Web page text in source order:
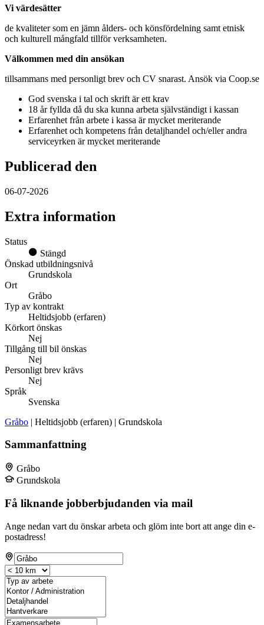
Vi värdesätter
de kvaliteter som en jämn ålders- och könsfördelning samt etnisk
och kulturell mångfald tillför verksamheten.
Välkommen med din ansökan
tillsammans med personligt brev och CV snarast. Ansök via Coop.se
God svenska i tal och skrift är ett krav
18 år fyllda då du ska kunna arbeta självständigt i kassan
Erfarenhet från arbete i kassa är mycket meriterande
Erfarenhet och kompetens från detaljhandel och/eller andra
serviceyrken är mycket meriterande
Publicerad den
06-07-2026
Extra information
Status
Stängd
Önskad utbildningsnivå
Grundskola
Ort
Gråbo
Typ av kontrakt
Heltidsjobb (erfaren)
Körkort önskas
Nej
Tillgång till bil önskas
Nej
Personligt brev krävs
Nej
Språk
Svenska
Gråbo | Heltidsjobb (erfaren) | Grundskola
Sammanfattning
Gråbo
Grundskola
Få liknande jobberbjudanden via mail
Ange nedan vart du önskar arbeta och glöm inte bort att ange din e-
postadress!